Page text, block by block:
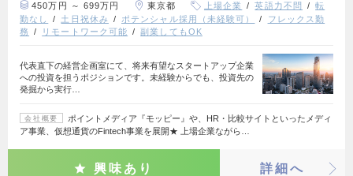
450万円 ～ 699万円 東京都 上場企業 英語力不問
転
勤なし
土日祝休み ポテンシャル採用（未経験可）
フレックス勤
務
リモートワーク可能 副業してもOK
代表直下の経営企画室にて、将来有望なスタートアップ企業
への投資を担うポジションです。未経験からでも、投資先の
発掘から実行…
会社概要
ポイントメディア『モッピー』や、HR・比較サイトといったメディ
ア事業、仮想通貨のFintech事業を展開★ 上場企業ながら…
興味あり 詳細へ